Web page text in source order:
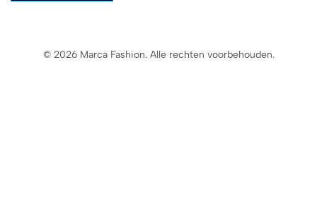
© 2026 Marca Fashion. Alle rechten voorbehouden.